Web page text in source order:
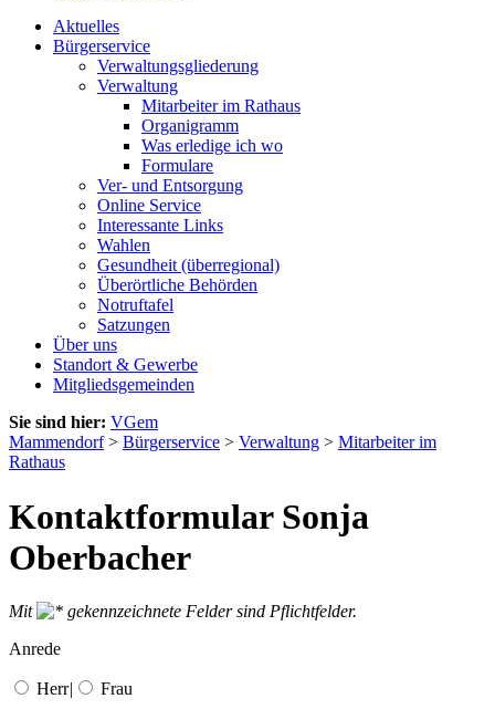
Aktuelles
Bürgerservice
Verwaltungsgliederung
Verwaltung
Mitarbeiter im Rathaus
Organigramm
Was erledige ich wo
Formulare
Ver- und Entsorgung
Online Service
Interessante Links
Wahlen
Gesundheit (überregional)
Überörtliche Behörden
Notruftafel
Satzungen
Über uns
Standort & Gewerbe
Mitgliedsgemeinden
Sie sind hier: VGem
Mammendorf> Bürgerservice > Verwaltung > Mitarbeiter im
Rathaus
Kontaktformular Sonja
Oberbacher
Mit
gekennzeichnete Felder sind Pflichtfelder.
Anrede
Herr| Frau